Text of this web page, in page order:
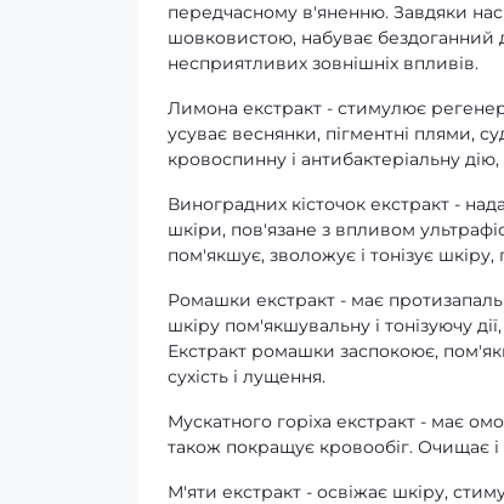
передчасному в'яненню. Завдяки
шовковистою, набуває бездоганний
несприятливих зовнішніх впливів.
Лимона екстракт - стимулює
усуває веснянки, пігментні плями,
кровоспинну і антибактеріальну
Виноградних кісточок екстракт -
шкіри, пов'язане з впливом
пом'якшує, зволожує і тонізує шкіру,
Ромашки екстракт - має
шкіру пом'якшувальну і тонізуючу
Екстракт ромашки заспокоює,
сухість і лущення.
Мускатного горіха екстракт - має
також покращує кровообіг. Очищає
М'яти екстракт - освіжає шкіру,